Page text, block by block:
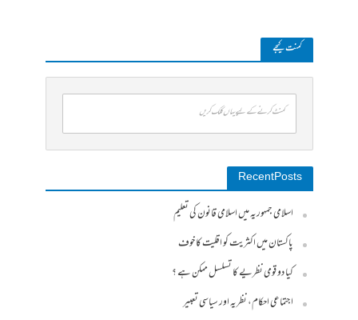
کمنت کیجے
کمنٹ کرنے کے لیے یہاں کلک کریں
Recent Posts
اسلامی جمہوریہ میں اسلامی قانون کی تعلیم
پاکستان میں اکثریت کو اقلیت کا خوف
کیا دو قومی نظریے کا تسلسل ممکن ہے ؟
اجتماعی احکام، نظریہ اور سیاسی تعبیر